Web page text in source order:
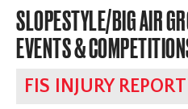
SLOPESTYLE/BIG AIR
EVENTS &
FIS INJURY REPORT